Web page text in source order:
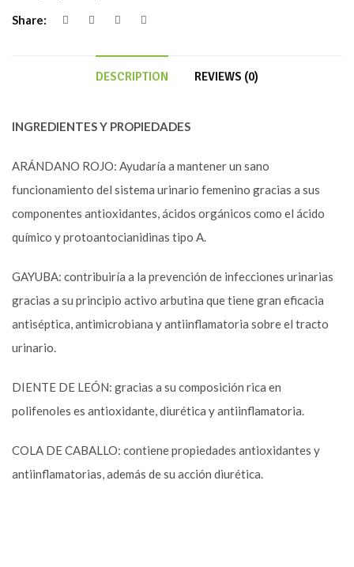
Share:
DESCRIPTION REVIEWS (0)
INGREDIENTES Y PROPIEDADES
ARÁNDANO ROJO: Ayudaría a mantener un sano
funcionamiento del sistema urinario femenino gracias a sus
componentes antioxidantes, ácidos orgánicos como el ácido
químico y protoantocianidinas tipo A.
GAYUBA: contribuiría a la prevención de infecciones urinarias
gracias a su principio activo arbutina que tiene gran eficacia
antiséptica, antimicrobiana y antiinflamatoria sobre el tracto
urinario.
DIENTE DE LEÓN: gracias a su composición rica en
polifenoles es antioxidante, diurética y antiinflamatoria.
COLA DE CABALLO: contiene propiedades antioxidantes y
antiinflamatorias, además de su acción diurética.